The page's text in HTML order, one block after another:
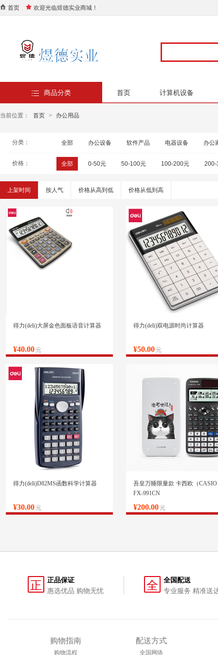
首页 欢迎光临煜德实业商城！
商品分类 首页 计算机设备
当前位置： 首页 > 办公用品
分类： 全部 办公设备 软件产品 电器设备 办公
价格： 全部 0-50元 50-100元 100-200元 200-
上架时间 按人气 价格从高到低 价格从低到高
得力(deli)大屏金色面板语音计算器
¥40.00 元
得力(deli)双电源时尚计算器
¥50.00 元
得力(deli)D82MS函数科学计算器
¥30.00 元
吾皇万睡限量款 卡西欧（
FX-991CN
¥200.00 元
正
正品保证
惠选优品 购物无忧
全
全国配送
专业服务 精准送
购物指南
购物流程
配送方式
全国网络